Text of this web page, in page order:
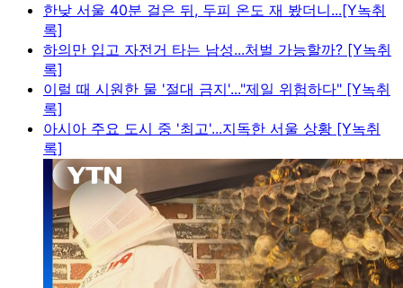
한낮 서울 40분 걸은 뒤, 두피 온도 재 봤더니...[Y녹취
록]
하의만 입고 자전거 타는 남성...처벌 가능할까? [Y녹취
록]
이럴 때 시원한 물 '절대 금지'..."제일 위험하다" [Y녹취
록]
아시아 주요 도시 중 '최고'...지독한 서울 상황 [Y녹취
록]